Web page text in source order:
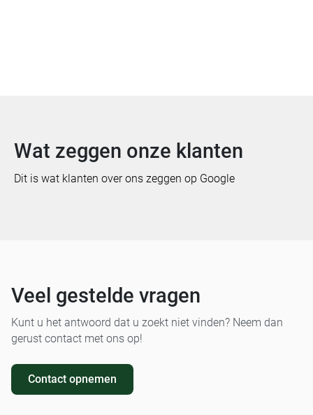
Wat zeggen onze klanten
Dit is wat klanten over ons zeggen op Google
Veel gestelde vragen
Kunt u het antwoord dat u zoekt niet vinden? Neem dan
gerust contact met ons op!
Contact opnemen